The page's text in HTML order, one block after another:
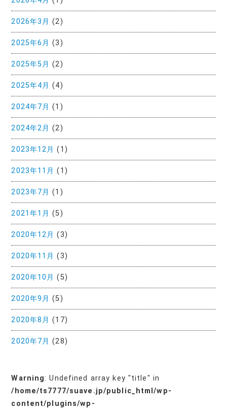
2026年3月 (2)
2025年6月 (3)
2025年5月 (2)
2025年4月 (4)
2024年7月 (1)
2024年2月 (2)
2023年12月 (1)
2023年11月 (1)
2023年7月 (1)
2021年1月 (5)
2020年12月 (3)
2020年11月 (3)
2020年10月 (5)
2020年9月 (5)
2020年8月 (17)
2020年7月 (28)
Warning: Undefined array key "title" in
/home/ts7777/suave.jp/public_html/wp-
content/plugins/wp-